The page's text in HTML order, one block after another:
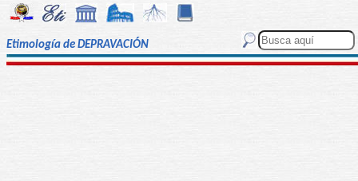
Etimología de DEPRAVACIÓN